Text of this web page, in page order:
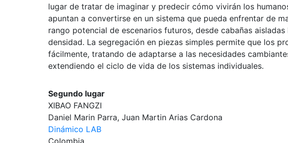
lugar de tratar de imaginar y predecir cómo vivirán los
apuntan a convertirse en un sistema que pueda enfrentar de
rango potencial de escenarios futuros, desde cabañas
densidad. La segregación en piezas simples permite que los
fácilmente, tratando de adaptarse a las necesidades
extendiendo el ciclo de vida de los sistemas individuales.
Segundo lugar
XIBAO FANGZI
Daniel Marin Parra, Juan Martin Arias Cardona
Dinámico LAB
Colombia